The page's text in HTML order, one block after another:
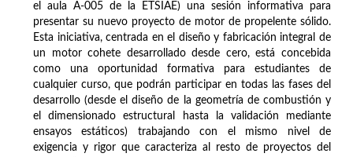
el aula A-005 de la ETSIAE) una sesión informativa para
presentar su nuevo proyecto de motor de propelente sólido.
Esta iniciativa, centrada en el diseño y fabricación integral de
un motor cohete desarrollado desde cero, está concebida
como una oportunidad formativa para estudiantes de
cualquier curso, que podrán participar en todas las fases del
desarrollo (desde el diseño de la geometría de combustión y
el dimensionado estructural hasta la validación mediante
ensayos estáticos) trabajando con el mismo nivel de
exigencia y rigor que caracteriza al resto de proyectos del